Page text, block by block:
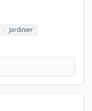
Jardinier